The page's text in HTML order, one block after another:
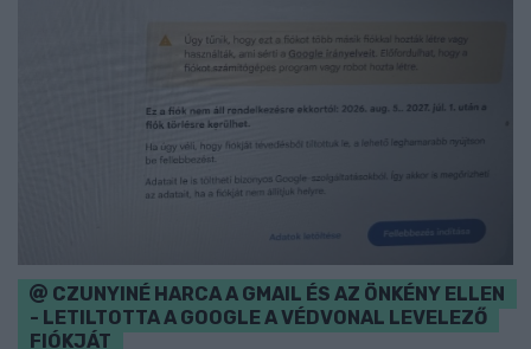
CZUNYINÉ HARCA A GMAIL ÉS AZ ÖNKÉNY ELLEN
- LETILTOTTA A GOOGLE A VÉDVONAL LEVELEZŐ
FIÓKJÁT